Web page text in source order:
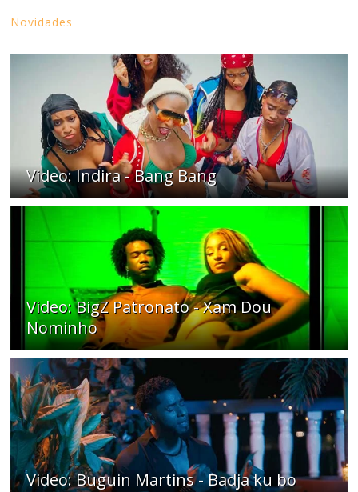
Novidades
Video: Indira - Bang Bang
Video: BigZ Patronato - Xam Dou
Nominho
Video: Buguin Martins - Badja ku bo